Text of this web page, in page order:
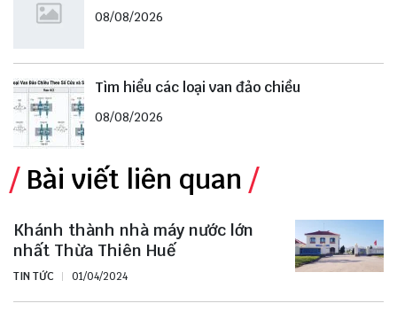
08/08/2026
Tìm hiểu các loại van đảo chiều
08/08/2026
Bài viết liên quan
Khánh thành nhà máy nước lớn
nhất Thừa Thiên Huế
TIN TỨC 01/04/2024